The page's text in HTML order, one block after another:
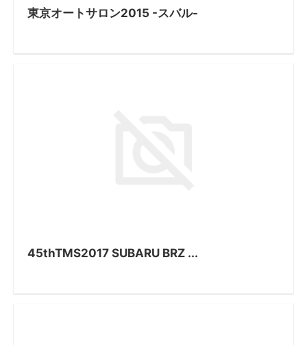
東京オートサロン2015 -スバル-
45thTMS2017 SUBARU BRZ ...